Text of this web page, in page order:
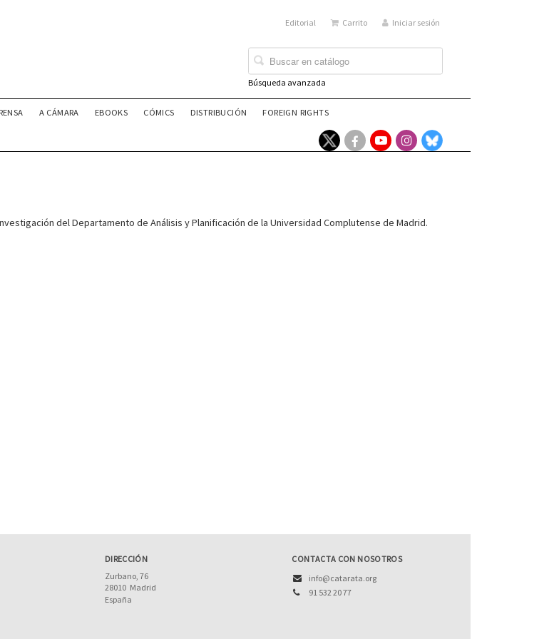
Editorial Carrito Iniciar sesión
Búsqueda avanzada
A CÁMARA EBOOKS CÓMICS DISTRIBUCIÓN FOREIGN RIGHTS
del Departamento de Análisis y Planificación de la Universidad Complutense de Madrid.
DIRECCIÓN
Zurbano, 76
28010 Madrid
España
CONTACTA CON NOSOTROS
info@catarata.org
91 532 20 77